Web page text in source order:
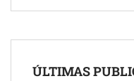
ÚLTIMAS